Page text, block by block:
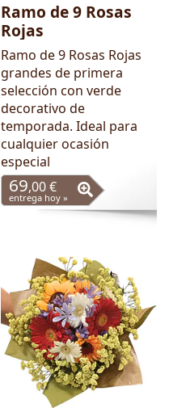
Ramo de 9 Rosas
Rojas
Ramo de 9 Rosas Rojas
grandes de primera
selección con verde
decorativo de
temporada. Ideal para
cualquier ocasión
especial
69,00 €
entrega hoy »